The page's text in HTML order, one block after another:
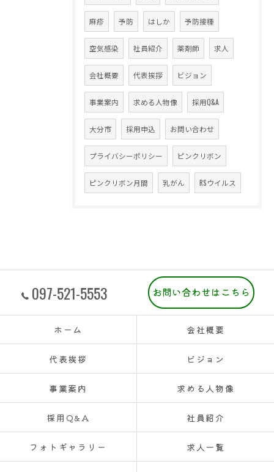
麻疹 予防 はしか 予防接種
空気感染 社員紹介 薬剤師 求人
会社概要 代表挨拶 ビジョン
事業案内 求める人物像 採用Q&A
大分市 採用申込 お問い合わせ
プライバシーポリシー ピンクリボン
ピンクリボン月間 乳がん RSウイルス
097-521-5553 お問い合わせはこちら
ホーム 会社概要
代表挨拶 ビジョン
事業案内 求める人物像
採用Q&A 社員紹介
フォトギャラリー 求人一覧